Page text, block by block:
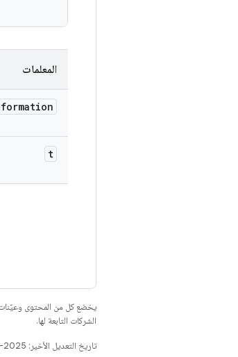
المعلمات
t
يخضع كل من المحتوى
الشركات التابعة لها.
تاريخ التعديل الأخير: 2025-07-27 (حسب التوقيت العالمي المتفَّق عليه)